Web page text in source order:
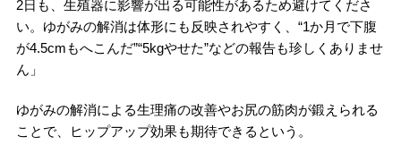
2日も、生殖器に影響が出る可能性があるため避けてくださ
い。ゆがみの解消は体形にも反映されやすく、“1か月で下腹
が4.5cmもへこんだ”“5kgやせた”などの報告も珍しくありませ
ん」
ゆがみの解消による生理痛の改善やお尻の筋肉が鍛えられる
ことで、ヒップアップ効果も期待できるという。